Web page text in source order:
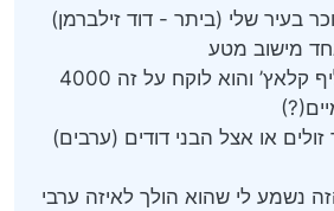
בעיר שלי (ביתר - דוד זילברמן)
מישוב מטע
למעשה צריך להחליף קלאץ’ והוא לוקח על זה 4000
או אצל הבני דודים (ערבים)
נשמע לי שהוא הולך לאיזה ערבי